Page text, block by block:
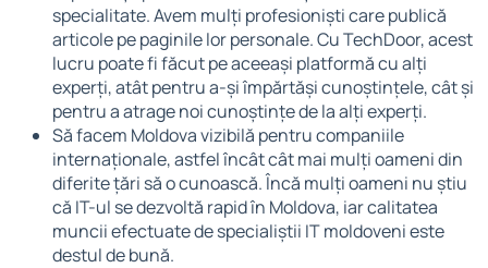
specialitate. Avem mulți profesioniști care publică
articole pe paginile lor personale. Cu TechDoor, acest
lucru poate fi făcut pe aceeași platformă cu alți
experți, atât pentru a-și împărtăși cunoștințele, cât și
pentru a atrage noi cunoștințe de la alți experți.
Să facem Moldova vizibilă pentru companiile
internaționale, astfel încât cât mai mulți oameni din
diferite țări să o cunoască. Încă mulți oameni nu știu
că IT-ul se dezvoltă rapid în Moldova, iar calitatea
muncii efectuate de specialiștii IT moldoveni este
destul de bună.